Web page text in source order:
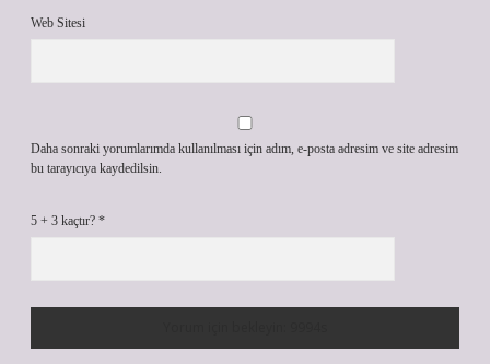
Web Sitesi
Daha sonraki yorumlarımda kullanılması için adım, e-posta adresim ve site adresim
bu tarayıcıya kaydedilsin.
5 + 3 kaçtır? *